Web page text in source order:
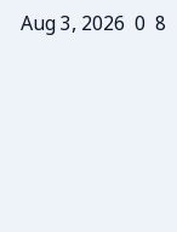
Aug 3, 2026 0 8